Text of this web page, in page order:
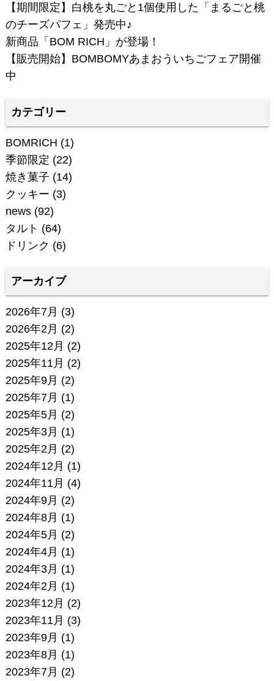
【期間限定】白桃を丸ごと1個使用した「まるごと桃
のチーズパフェ」発売中♪
新商品「BOM RICH」が登場！
【販売開始】BOMBOMYあまおういちごフェア開催
中
カテゴリー
BOMRICH (1)
季節限定 (22)
焼き菓子 (14)
クッキー (3)
news(92)
タルト (64)
ドリンク (6)
アーカイブ
2026年7月 (3)
2026年2月 (2)
2025年12月 (2)
2025年11月 (2)
2025年9月 (2)
2025年7月 (1)
2025年5月 (2)
2025年3月 (1)
2025年2月 (2)
2024年12月 (1)
2024年11月 (4)
2024年9月 (2)
2024年8月 (1)
2024年5月 (2)
2024年4月 (1)
2024年3月 (1)
2024年2月 (1)
2023年12月 (2)
2023年11月 (3)
2023年9月 (1)
2023年8月 (1)
2023年7月 (2)